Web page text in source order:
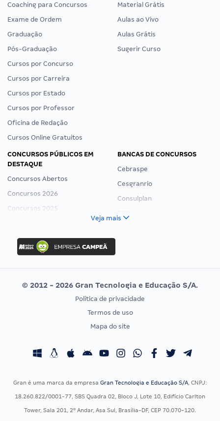
Coaching para Concursos
Exame de Ordem
Graduação
Pós-Graduação
Cursos por Concurso
Cursos por Carreira
Cursos por Estado
Cursos por Professor
Oficina de Redação
Cursos Online Gratuitos
Material Grátis
Aulas ao Vivo
Aulas Grátis
Sugerir Curso
CONCURSOS PÚBLICOS EM
DESTAQUE
Concursos Abertos
Concursos 2026
Concursos 2025
Concurso Nacional Unificado
Concurso Ibama
Concurso MPU
Editais publicados
BANCAS DE CONCURSOS
Cebraspe
Cesgranrio
Consulplan
Vunesp
CONCURSOS POR PROFISSÃO
Concursos Fiscais
Concursos Saúde
EXAME DE ORDEM
Calendário OAB
Veja mais
© 2012 - 2026 Gran Tecnologia e Educação S/A.
Política de privacidade
Termos de uso
Mapa do site
Gran é uma marca da empresa Gran Tecnologia e Educação S/A, CNPJ:
18.260.822/0001-77, SBS Quadra 02, Bloco J, Lote 10, Edifício Carlton
Tower, Sala 201, 2º Andar, Asa Sul, Brasília-DF, CEP 70.070-120.